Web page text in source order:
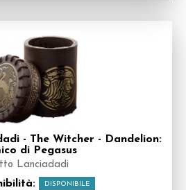
- The Witcher - Dandelion:
di Pegasus
Lanciadadi
DISPONIBILE